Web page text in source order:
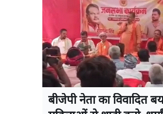
बीजेपी नेता का विवादित